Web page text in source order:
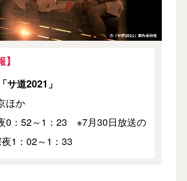
】
サ道2021」
ほか
：52～1：23 ※7月30日放送の
1：02～1：33